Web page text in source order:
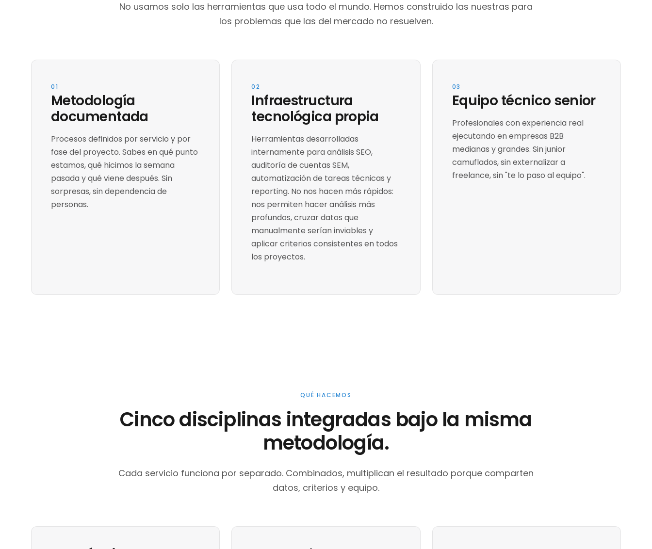
No usamos solo las herramientas que usa todo el mundo. Hemos construido las nuestras para
los problemas que las del mercado no resuelven.
01
Metodología
documentada
Procesos definidos por servicio y por
fase del proyecto. Sabes en qué punto
estamos, qué hicimos la semana
pasada y qué viene después. Sin
sorpresas, sin dependencia de
personas.
02
Infraestructura
tecnológica propia
Herramientas desarrolladas
internamente para análisis SEO,
auditoría de cuentas SEM,
automatización de tareas técnicas y
reporting. No nos hacen más rápidos:
nos permiten hacer análisis más
profundos, cruzar datos que
manualmente serían inviables y
aplicar criterios consistentes en todos
los proyectos.
03
Equipo técnico senior
Profesionales con experiencia real
ejecutando en empresas B2B
medianas y grandes. Sin junior
camuflados, sin externalizar a
freelance, sin "te lo paso al equipo".
QUÉ HACEMOS
Cinco disciplinas integradas bajo la misma
metodología.
Cada servicio funciona por separado. Combinados, multiplican el resultado porque comparten
datos, criterios y equipo.